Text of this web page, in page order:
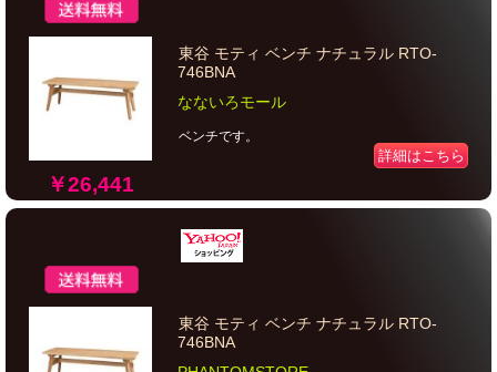
￥26,441
東谷 モティ ベンチ ナチュラル RTO-
746BNA
なないろモール
ベンチです。
詳細はこちら
東谷 モティ ベンチ ナチュラル RTO-
746BNA